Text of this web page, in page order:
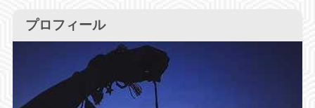
プロフィール